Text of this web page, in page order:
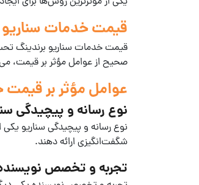
قیمت خدمات سناریو
قیمت خدمات سناریو برندینگ
صحیح از عوامل مؤثر بر قیمت، می‌تواند تا 35% در هزینه‌های
عوامل مؤثر بر قیمت
نوع رسانه و پیچیدگی
نوعرسانه و پیچیدگیسناریو یکی
شگفت‌انگیزی ارائه دهند.
تجربه و تخصص